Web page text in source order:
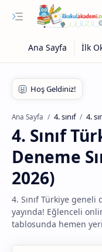
Ana Sayfa 4. sınıf 4.
4. Sınıf
Deneme
2026)
4. Sınıf Türkiye geneli
yayında! Eğlenceli
tablosunda hemen